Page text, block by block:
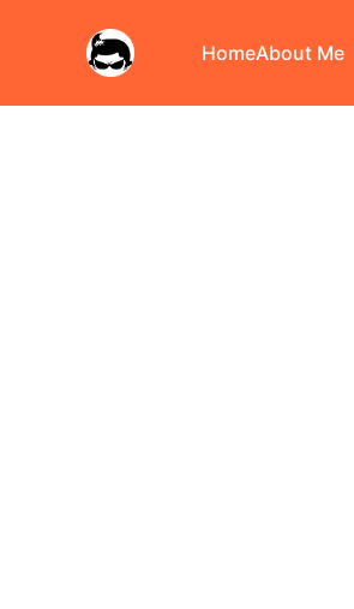
HomeAbout Me